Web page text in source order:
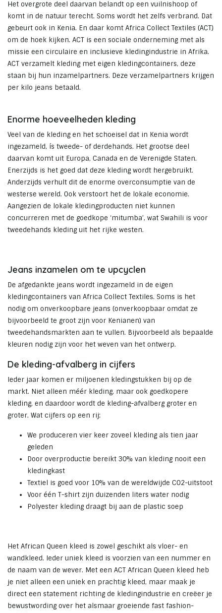
Het overgrote deel daarvan belandt op een vuilnishoop of
komt in de natuur terecht. Soms wordt het zelfs verbrand. Dat
gebeurt ook in Kenia. En daar komt Africa Collect Textiles (ACT)
om de hoek kijken. ACT is een sociale onderneming met als
missie een circulaire en inclusieve kledingindustrie in Afrika.
ACT verzamelt kleding met eigen kledingcontainers, deze
staan bij hun inzamelpartners. Deze verzamelpartners krijgen
per kilo jeans betaald.
Enorme hoeveelheden kleding
Veel van de kleding en het schoeisel dat in Kenia wordt
ingezameld, ís tweede- of derdehands. Het grootse deel
daarvan komt uit Europa, Canada en de Verenigde Staten.
Enerzijds is het goed dat deze kleding wordt hergebruikt.
Anderzijds verhult dit de enorme overconsumptie van de
westerse wereld. Ook verstoort het de lokale economie.
Aangezien de lokale kledingproducten niet kunnen
concurreren met de goedkope ‘mitumba’, wat Swahili is voor
tweedehands kleding uit het rijke westen.
Jeans inzamelen om te upcyclen
De afgedankte jeans wordt ingezameld in de eigen
kledingcontainers van Africa Collect Textiles. Soms is het
nodig om onverkoopbare jeans (onverkoopbaar omdat ze
bijvoorbeeld te groot zijn voor Kenianen) van
tweedehandsmarkten aan te vullen. Bijvoorbeeld als bepaalde
kleuren nodig zijn voor het weven van het ontwerp.
De kleding-afvalberg in cijfers
Ieder jaar komen er miljoenen kledingstukken bij op de
markt. Niet alleen méér kleding, maar ook goedkopere
kleding, en daardoor wordt de kleding-afvalberg groter en
groter. Wat cijfers op een rij;
We produceren vier keer zoveel kleding als tien jaar
geleden
Door overproductie bereikt 30% van kleding nooit een
kledingkast
Textiel is goed voor 10% van de wereldwijde CO2-uitstoot
Voor één T-shirt zijn duizenden liters water nodig
Polyester kleding draagt bij aan de plastic soep
Het African Queen kleed is zowel geschikt als vloer- en
wandkleed. Ieder uniek kleed is voorzien van een nummer en
de naam van de wever. Met een ACT African Queen kleed heb
je niet alleen een uniek en prachtig kleed, maar maak je
direct een statement richting de kledingindustrie en creëer je
bewustwording over het alsmaar groeiende fast fashion-